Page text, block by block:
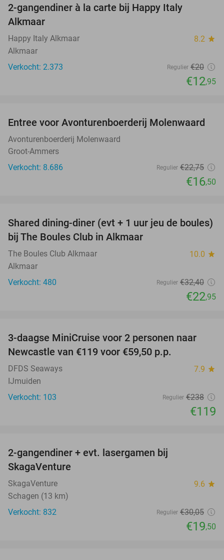
2-gangendiner à la carte bij Happy Italy
Alkmaar
Happy Italy Alkmaar 8.2 star
Alkmaar
Verkocht: 2.373
Regulier €20
€12,95
27%
Entree voor Avonturenboerderij Molenwaard
Avonturenboerderij Molenwaard
Groot-Ammers
Verkocht: 8.686
Regulier €22,75
€16,50
29%
Shared dining-diner (evt + 1 uur jeu de boules)
bij The Boules Club in Alkmaar
The Boules Club Alkmaar 10.0 star
Alkmaar
Verkocht: 480
Regulier €32,40
€22,95
50%
3-daagse MiniCruise voor 2 personen naar
Newcastle van €119 voor €59,50 p.p.
DFDS Seaways 7.9 star
IJmuiden
Verkocht: 103
Regulier €238
€119
2-gangendiner + evt. lasergamen bij
SkagaVenture
SkagaVenture 9.6 star
Schagen (13 km)
Verkocht: 832
Regulier €30,05
€19,50